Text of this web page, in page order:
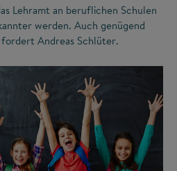
Lehramt an beruflichen Schulen
werden. Auch genügend
Andreas Schlüter.